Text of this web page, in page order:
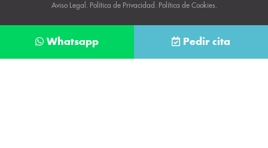
Aviso Legal . Política de Privacidad . Política de Cookies.
Whatsapp Pedir cita